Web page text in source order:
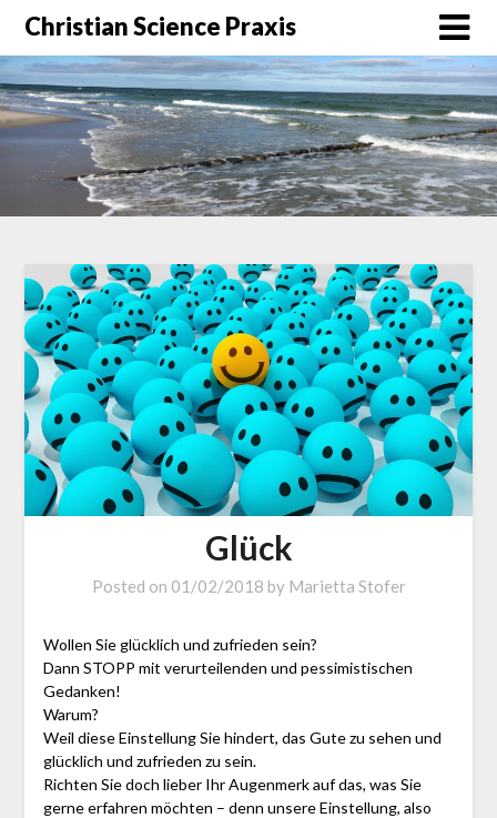
Christian Science Praxis
Glück
Posted on 01/02/2018 by Marietta Stofer
Wollen Sie glücklich und zufrieden sein?
Dann STOPP mit verurteilenden und pessimistischen
Gedanken!
Warum?
Weil diese Einstellung Sie hindert, das Gute zu sehen und
glücklich und zufrieden zu sein.
Richten Sie doch lieber Ihr Augenmerk auf das, was Sie
gerne erfahren möchten – denn unsere Einstellung, also